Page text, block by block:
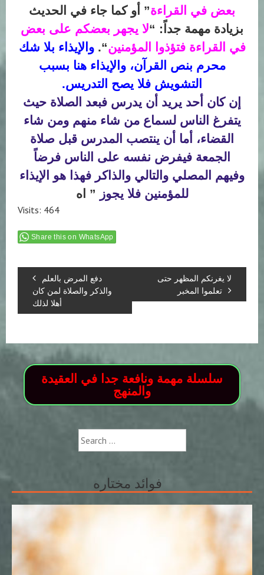
بعض في القراءة” أو كما جاء في الحديث
بزيادة مهمة جداً: “لا يجهر بعضكم على بعض
في القراءة فتؤذوا المؤمنين“.والإيذاء بلا شك
محرم بنص القرآن، والإيذاء هنا بسبب
التشويش فلا يصح التدريس.
إن كان أحد يريد أن يدرس فبعد الصلاة حيث
يتفرغ الناس لسماع من شاء منهم ومن شاء
القضاء، أما أن ينتصب المدرس قبل صلاة
الجمعة فيفرض نفسه على الناس فرضاً
وفيهم المصلي والتالي والذاكر فهذا هو الإيذاء
للمؤمنين فلا يجوز
” اه
Visits: 464
Share this on WhatsApp
دفع المرض بالعلم
والذكر والصلاة لمن كان
أهلا لذلك
لا يغرنكم المظهر حتى
تعلموا المخبر
سلسلة مهمة ونافعة جدا في العقيدة
والمنهج
Search
for:
فوائد مختاره